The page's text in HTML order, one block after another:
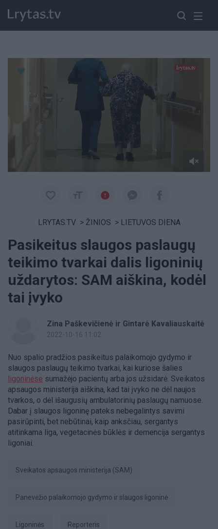
Paremkite Ukrainą
LRYTAS.TV > ŽINIOS > LIETUVOS DIENA
Pasikeitus slaugos paslaugų
teikimo tvarkai dalis ligoninių
uždarytos: SAM aiškina, kodėl
tai įvyko
Zina Paškevičienė ir Gintarė Kavaliauskaitė
2022-10-16 11:02
Nuo spalio pradžios pasikeitus palaikomojo gydymo ir
slaugos paslaugų teikimo tvarkai, kai kuriose šalies
ligoninėse sumažėjo pacientų arba jos užsidarė. Sveikatos
apsaugos ministerija aiškina, kad tai įvyko ne dėl naujos
tvarkos, o dėl išaugusių ambulatorinių paslaugų namuose.
Dabar į slaugos ligoninę pateks nebegalintys savimi
pasirūpinti, bet nebūtinai, kaip anksčiau, sergantys
atitinkama liga, vegetacinės būklės ir demencija sergantys
ligoniai.
Sveikatos apsaugos ministerija (SAM)
Panevėžio palaikomojo gydymo ir slaugos ligoninė
ligoninės Reporteris